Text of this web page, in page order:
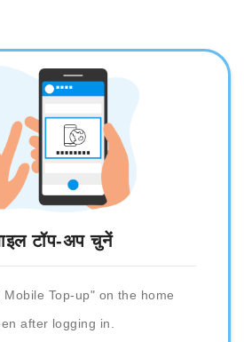
टॉप-अप चुनें
Mobile Top-up" on the home
after logging in.